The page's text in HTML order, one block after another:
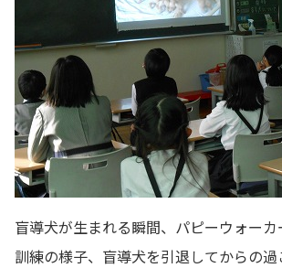
盲導犬が生まれる瞬間、パピーウォーカ
訓練の様子、盲導犬を引退してからの